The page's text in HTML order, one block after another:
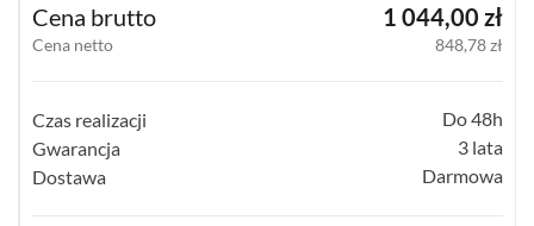
WI-
FI
HOME
SPECJALNE
(12)
Cena brutto 1 044,00 zł
Cena netto 848,78 zł
Czas realizacji
Do 48h
Gwarancja
3 lata
Dostawa
Darmowa